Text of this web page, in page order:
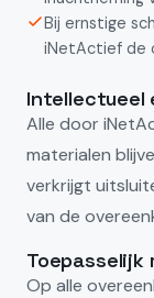
Bij ernstige
iNetActief de
Intellectueel
Alle door
materialen
verkrijgt
van de
Toepasselijk
Op alle